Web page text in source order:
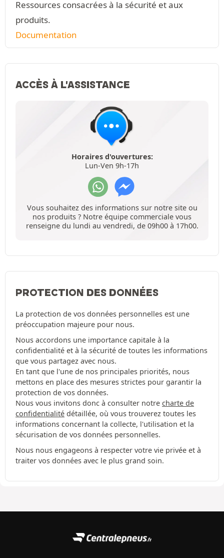
Ressources consacrées à la sécurité et aux
produits.
Documentation
ACCÈS À L'ASSISTANCE
Horaires d'ouvertures:
Lun-Ven 9h-17h
Vous souhaitez des informations sur notre site ou
nos produits ? Notre équipe commerciale vous
renseigne du lundi au vendredi, de 09h00 à 17h00.
PROTECTION DES DONNÉES
La protection de vos données personnelles est une
préoccupation majeure pour nous.
Nous accordons une importance capitale à la
confidentialité et à la sécurité de toutes les informations
que vous partagez avec nous.
En tant que l'une de nos principales priorités, nous
mettons en place des mesures strictes pour garantir la
protection de vos données.
Nous vous invitons donc à consulter notre charte de
confidentialité détaillée, où vous trouverez toutes les
informations concernant la collecte, l'utilisation et la
sécurisation de vos données personnelles.
Nous nous engageons à respecter votre vie privée et à
traiter vos données avec le plus grand soin.